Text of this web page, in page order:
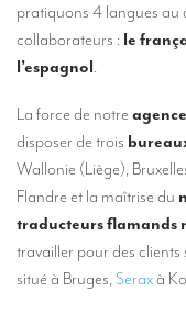
INTERPRÉTATION
Nos services d’interprétation
Conseils pour organiser
Interprétation simultanée en
pratiquons 4 langues au
collaborateurs : le
l’espagnol.
La force de notre
disposer de trois
Wallonie (Liège),
Flandre et la maîtrise du
traducteurs flamands
travailler pour des clients
situé à Bruges,Seraxà